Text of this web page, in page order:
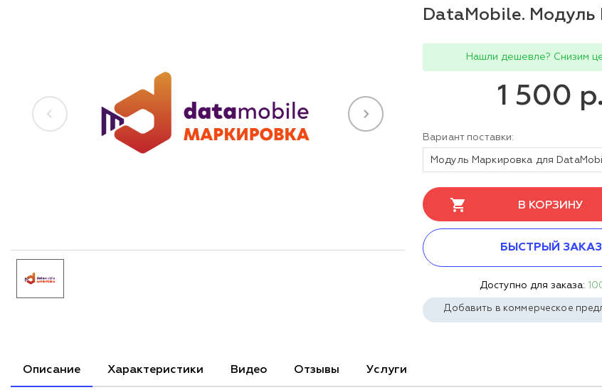
DataMobile. Модуль
Нашли дешевле? Снизим
1 500 р.
Вариант поставки:
В КОРЗИНУ
БЫСТРЫЙ ЗАКАЗ
Доступно для заказа:
Добавить в коммерческое
Описание Характеристики Видео Отзывы Услуги